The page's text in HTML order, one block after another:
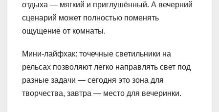
отдыха — мягкий и приглушённый. А вечерний
сценарий может полностью поменять
ощущение от комнаты.
Мини-лайфхак: точечные светильники на
рельсах позволяют легко направлять свет под
разные задачи — сегодня это зона для
творчества, завтра — место для вечеринки.